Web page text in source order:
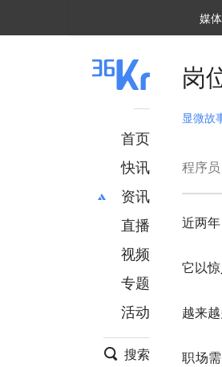
媒
首页
快讯
资讯
推荐
财经
项目推荐
安徽
直播
视频
专题
活动
搜索
岗
显微故
程序
近两
它以
越来
职场